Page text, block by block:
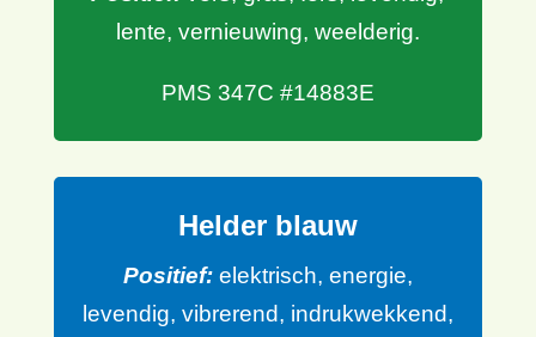
lente, vernieuwing, weelderig.
PMS 347C #14883E
Helder blauw
Positief:elektrisch, energie,
levendig, vibrerend, indrukwekkend,